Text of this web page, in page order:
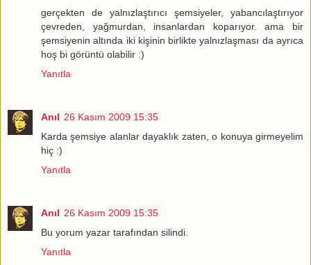
gerçekten de yalnızlaştırıcı şemsiyeler, yabancılaştırıyor
çevreden, yağmurdan, insanlardan koparıyor. ama bir
şemsiyenin altında iki kişinin birlikte yalnızlaşması da ayrıca
hoş bi görüntü olabilir :)
Yanıtla
Anıl 26 Kasım 2009 15:35
Karda şemsiye alanlar dayaklık zaten, o konuya girmeyelim
hiç :)
Yanıtla
Anıl 26 Kasım 2009 15:35
Bu yorum yazar tarafından silindi.
Yanıtla